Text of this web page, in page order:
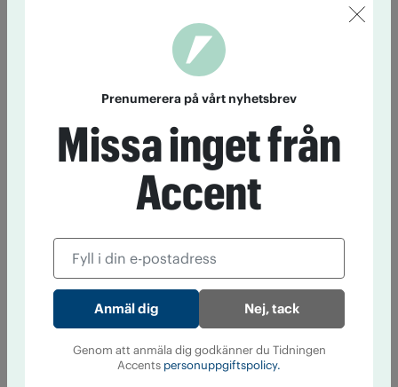
Prenumerera på vårt nyhetsbrev
Missa inget från
Accent
Nej, tack
Genom att anmäla dig godkänner du Tidningen
Accents personuppgiftspolicy.